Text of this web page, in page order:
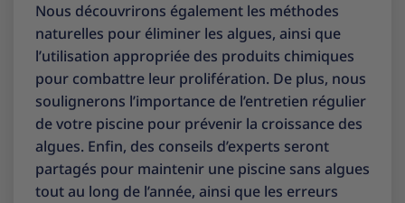
Nous découvrirons également les méthodes
naturelles pour éliminer les algues, ainsi que
l’utilisation appropriée des produits chimiques
pour combattre leur prolifération. De plus, nous
soulignerons l’importance de l’entretien régulier
de votre piscine pour prévenir la croissance des
algues. Enfin, des conseils d’experts seront
partagés pour maintenir une piscine sans algues
tout au long de l’année, ainsi que les erreurs